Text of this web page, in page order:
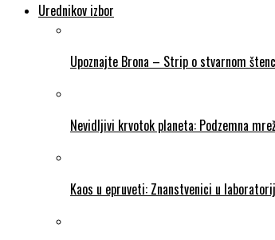
Urednikov izbor
Upoznajte Brona – Strip o stvarnom
Nevidljivi krvotok planeta: Podzemna
Kaos u epruveti: Znanstvenici u